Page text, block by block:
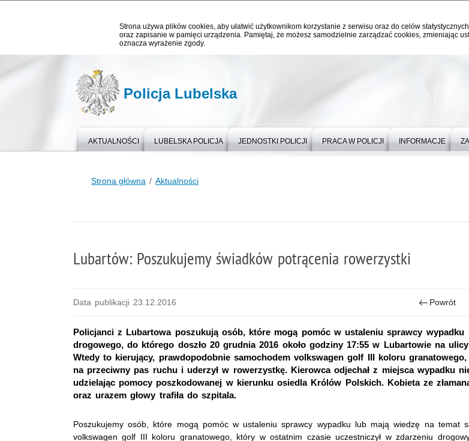
Strona używa plików cookies, aby ułatwić użytkownikom korzystanie z serwisu oraz do celów
oraz zapisanie w pamięci urządzenia. Pamiętaj, że możesz samodzielnie zarządzać cookies, zmieniając
oznacza wyrażenie zgody.
Policja Lubelska
AKTUALNOŚCI LUBELSKA POLICJA JEDNOSTKI POLICJI PRACA W POLICJI INFORMACJE
Strona główna Aktualności
Lubartów: Poszukujemy świadków potrącenia rowerzystki
Data publikacji 23.12.2016 Powrót
Policjanci z Lubartowa poszukują osób, które mogą pomóc w ustaleniu sprawcy wypadku
drogowego, do którego doszło 20 grudnia 2016 około godziny 17:55 w Lubartowie na
Wtedy to kierujący, prawdopodobnie samochodem volkswagen golf III koloru granatowego,
na przeciwny pas ruchu i uderzył w rowerzystkę. Kierowca odjechał z miejsca wypadku
udzielając pomocy poszkodowanej w kierunku osiedla Królów Polskich. Kobieta ze
oraz urazem głowy trafiła do szpitala.
Poszukujemy osób, które mogą pomóc w ustaleniu sprawcy wypadku lub mają wiedzę na temat
volkswagen golf III koloru granatowego, który w ostatnim czasie uczestniczył w zdarzeniu